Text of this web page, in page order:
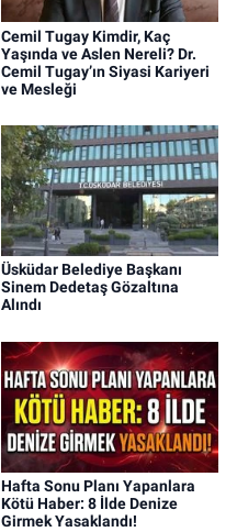
Cemil Tugay Kimdir, Kaç
Yaşında ve Aslen Nereli? Dr.
Cemil Tugay’ın Siyasi Kariyeri
ve Mesleği
Üsküdar Belediye Başkanı
Sinem Dedetaş Gözaltına
Alındı
Hafta Sonu Planı Yapanlara
Kötü Haber: 8 İlde Denize
Girmek Yasaklandı!